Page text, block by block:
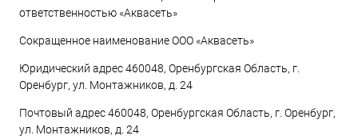
ответственностью «Аквасеть»
Сокращенное наименование ООО «Аквасеть»
Юридический адрес 460048, Оренбургская Область, г.
Оренбург, ул. Монтажников, д. 24
Почтовый адрес 460048, Оренбургская Область, г. Оренбург,
ул. Монтажников, д. 24